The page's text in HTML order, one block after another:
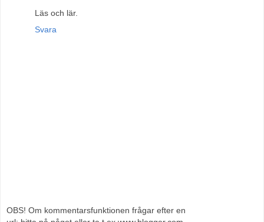
Läs och lär.
Svara
OBS! Om kommentarsfunktionen frågar efter en